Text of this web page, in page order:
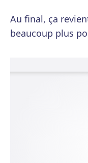
Au final, ça
beaucoup plus